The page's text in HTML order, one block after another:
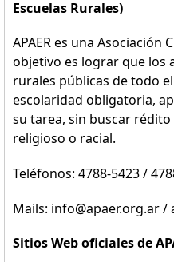
Escuelas Rurales)
APAER es una Asociación
objetivo es lograr que los
rurales públicas de todo
escolaridad obligatoria,
su tarea, sin buscar
religioso o racial.
Teléfonos: 4788-5423 /
Mails: info@apaer.org.ar
Sitios Web oficiales de